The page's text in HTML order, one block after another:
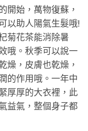
始，萬物復蘇，
以助人陽氣生髮哦!
菊花茶能消除暑
哦。秋季可以說一
燥，皮膚也乾燥，
的作用哦。一年中
厚厚的大衣裡，此
益氣，整個身子都